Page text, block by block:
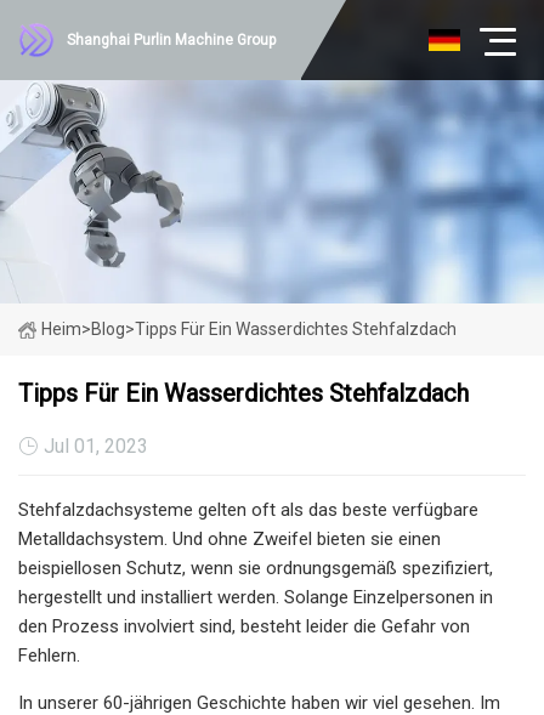
Shanghai Purlin Machine Group
Heim>Blog>Tipps Für Ein Wasserdichtes Stehfalzdach
Tipps Für Ein Wasserdichtes Stehfalzdach
Jul 01, 2023
Stehfalzdachsysteme gelten oft als das beste verfügbare
Metalldachsystem. Und ohne Zweifel bieten sie einen
beispiellosen Schutz, wenn sie ordnungsgemäß spezifiziert,
hergestellt und installiert werden. Solange Einzelpersonen in
den Prozess involviert sind, besteht leider die Gefahr von
Fehlern.
In unserer 60-jährigen Geschichte haben wir viel gesehen. Im